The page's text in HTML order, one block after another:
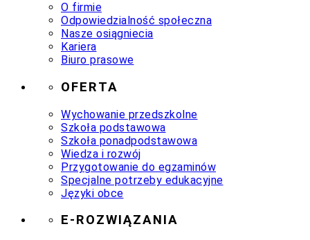
O firmie
Odpowiedzialność społeczna
Nasze osiągniecia
Kariera
Biuro prasowe
OFERTA
Wychowanie przedszkolne
Szkoła podstawowa
Szkoła ponadpodstawowa
Wiedza i rozwój
Przygotowanie do egzaminów
Specjalne potrzeby edukacyjne
Języki obce
E-ROZWIĄZANIA